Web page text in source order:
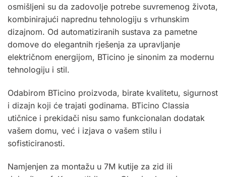
osmišljeni su da zadovolje potrebe suvremenog života,
kombinirajući naprednu tehnologiju s vrhunskim
dizajnom. Od automatiziranih sustava za pametne
domove do elegantnih rješenja za upravljanje
električnom energijom, BTicino je sinonim za modernu
tehnologiju i stil.
Odabirom BTicino proizvoda, birate kvalitetu, sigurnost
i dizajn koji će trajati godinama. BTicino Classia
utičnice i prekidači nisu samo funkcionalan dodatak
vašem domu, već i izjava o vašem stilu i
sofisticiranosti.
Namjenjen za montažu u 7M kutije za zid ili